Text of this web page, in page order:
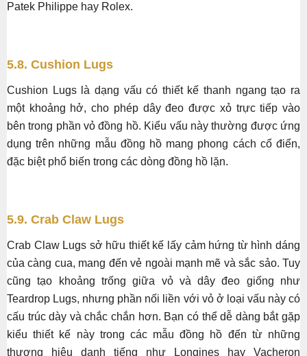
Patek Philippe hay Rolex.
5.8. Cushion Lugs
Cushion Lugs là dạng vấu có thiết kế thanh ngang tạo ra
một khoảng hở, cho phép dây đeo được xỏ trực tiếp vào
bên trong phần vỏ đồng hồ. Kiểu vấu này thường được ứng
dụng trên những mẫu đồng hồ mang phong cách cổ điển,
đặc biệt phổ biến trong các dòng đồng hồ lặn.
5.9. Crab Claw Lugs
Crab Claw Lugs sở hữu thiết kế lấy cảm hứng từ hình dáng
của càng cua, mang đến vẻ ngoài mạnh mẽ và sắc sảo. Tuy
cũng tạo khoảng trống giữa vỏ và dây đeo giống như
Teardrop Lugs, nhưng phần nối liền với vỏ ở loại vấu này có
cấu trúc dày và chắc chắn hơn. Bạn có thể dễ dàng bắt gặp
kiểu thiết kế này trong các mẫu đồng hồ đến từ những
thương hiệu danh tiếng như Longines hay Vacheron